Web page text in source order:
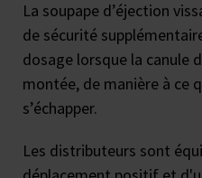
La soupape d’éjection
de sécurité
dosage lorsque la canule
montée, de manière à ce
s’échapper.
Les distributeurs sont